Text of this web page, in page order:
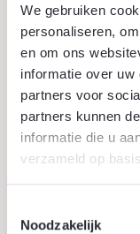
We gebruiken
personaliseren,
en om ons
informatie over
partners voor
partners kunnen
informatie die u
verzameld op
Noodzakelijk